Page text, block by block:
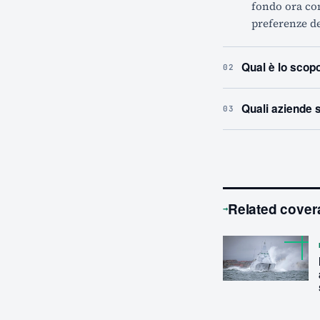
fondo ora
preferenze
02 Qual è lo
03 Quali aziende
→Related